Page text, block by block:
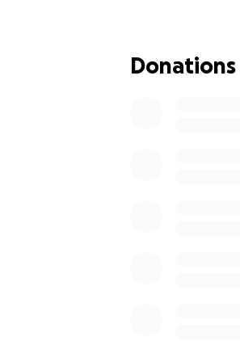
процедур
что профессор
Donations